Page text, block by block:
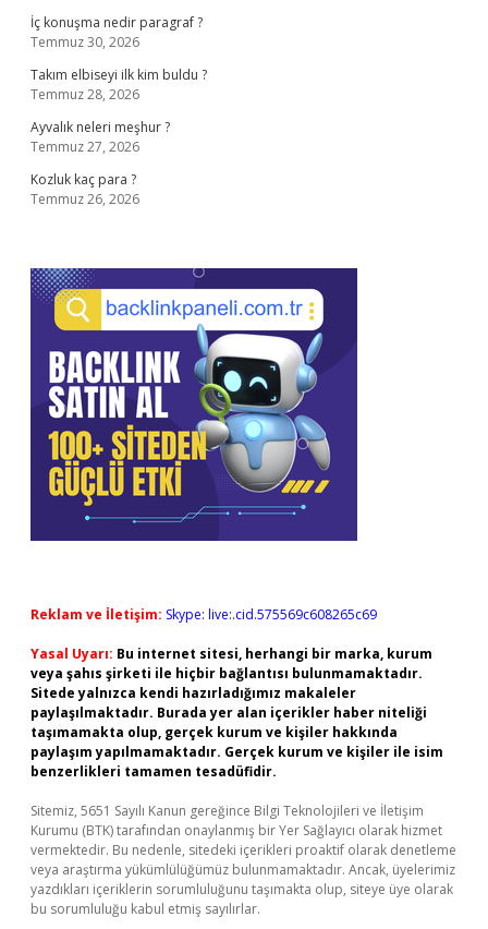
İç konuşma nedir paragraf ?
Temmuz 30, 2026
Takım elbiseyi ilk kim buldu ?
Temmuz 28, 2026
Ayvalık neleri meşhur ?
Temmuz 27, 2026
Kozluk kaç para ?
Temmuz 26, 2026
Reklam ve İletişim: Skype: live:.cid.575569c608265c69
Yasal Uyarı: Bu internet sitesi, herhangi bir marka, kurum
veya şahıs şirketi ile hiçbir bağlantısı bulunmamaktadır.
Sitede yalnızca kendi hazırladığımız makaleler
paylaşılmaktadır. Burada yer alan içerikler haber niteliği
taşımamakta olup, gerçek kurum ve kişiler hakkında
paylaşım yapılmamaktadır. Gerçek kurum ve kişiler ile isim
benzerlikleri tamamen tesadüfidir.
Sitemiz, 5651 Sayılı Kanun gereğince Bilgi Teknolojileri ve İletişim
Kurumu (BTK) tarafından onaylanmış bir Yer Sağlayıcı olarak hizmet
vermektedir. Bu nedenle, sitedeki içerikleri proaktif olarak denetleme
veya araştırma yükümlülüğümüz bulunmamaktadır. Ancak, üyelerimiz
yazdıkları içeriklerin sorumluluğunu taşımakta olup, siteye üye olarak
bu sorumluluğu kabul etmiş sayılırlar.